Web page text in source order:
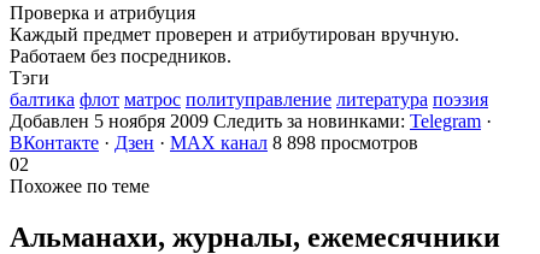
Проверка и атрибуция
Каждый предмет проверен и атрибутирован вручную.
Работаем без посредников.
Тэги
балтика флот матрос политуправление литература поэзия
Добавлен 5 ноября 2009 Следить за новинками: Telegram ·
ВКонтакте · Дзен · MAX канал 8 898 просмотров
02
Похожее по теме
Альманахи, журналы, ежемесячники